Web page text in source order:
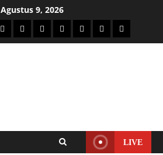
Agustus 9, 2026
LIVE